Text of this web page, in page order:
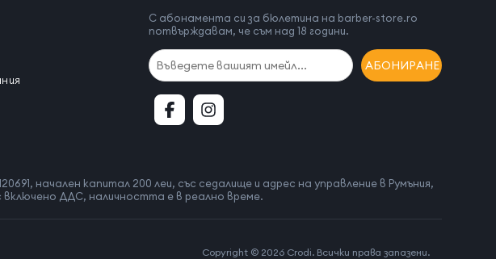
С абонамента си за бюлетина на barber-store.ro
потвърждавам, че съм над 18 години.
АБОНИРАНЕ
начален капитал 200 леи, със седалище и адрес на управление в Румъния,
включено ДДС, наличността е в реално време.
Copyright © 2026 Crodi. Всички права запазени.